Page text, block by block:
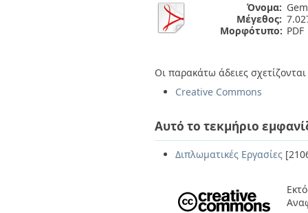
Όνομα:
Μέγεθος:
Μορφότυπο: PDF
Οι παρακάτω άδειες
Creative Commons
Αυτό το τεκμήριο
Διπλωματικές Εργασίες